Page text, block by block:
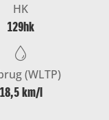
HK
129hk
(WLTP)
18,5 km/l